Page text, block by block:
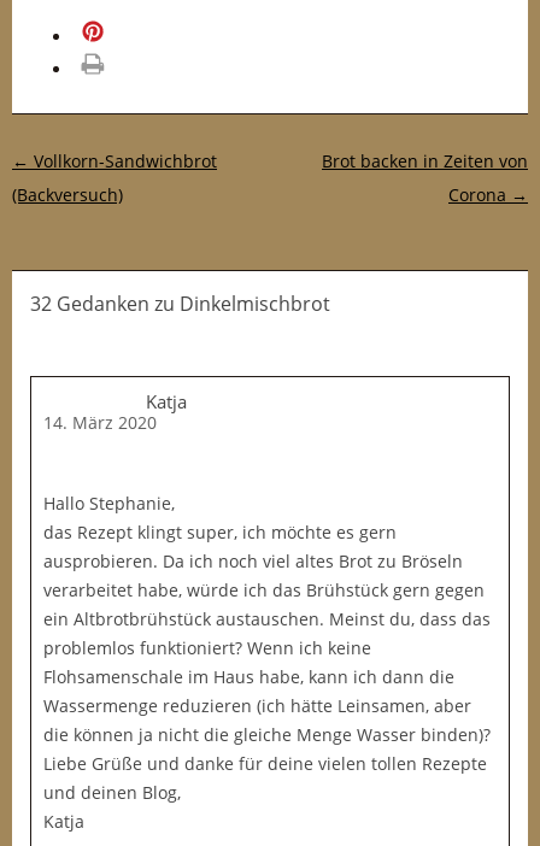
Post-Navigation
← Vollkorn-Sandwichbrot
(Backversuch)
Brot backen in Zeiten von
Corona →
32 Gedanken zu Dinkelmischbrot
Katja
14. März 2020
Hallo Stephanie,
das Rezept klingt super, ich möchte es gern
ausprobieren. Da ich noch viel altes Brot zu Bröseln
verarbeitet habe, würde ich das Brühstück gern gegen
ein Altbrotbrühstück austauschen. Meinst du, dass das
problemlos funktioniert? Wenn ich keine
Flohsamenschale im Haus habe, kann ich dann die
Wassermenge reduzieren (ich hätte Leinsamen, aber
die können ja nicht die gleiche Menge Wasser binden)?
Liebe Grüße und danke für deine vielen tollen Rezepte
und deinen Blog,
Katja